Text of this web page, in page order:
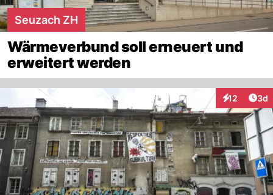
Seuzach ZH
Wärmeverbund soll erneuert und
erweitert werden
12
Interaktionen
3d